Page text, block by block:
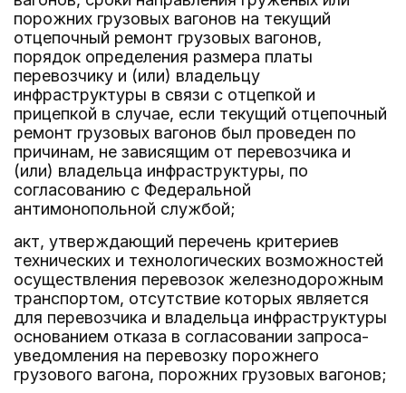
порожних грузовых вагонов на текущий
отцепочный ремонт грузовых вагонов,
порядок определения размера платы
перевозчику и (или) владельцу
инфраструктуры в связи с отцепкой и
прицепкой в случае, если текущий отцепочный
ремонт грузовых вагонов был проведен по
причинам, не зависящим от перевозчика и
(или) владельца инфраструктуры, по
согласованию с Федеральной
антимонопольной службой;
акт, утверждающий перечень критериев
технических и технологических возможностей
осуществления перевозок железнодорожным
транспортом, отсутствие которых является
для перевозчика и владельца инфраструктуры
основанием отказа в согласовании запроса-
уведомления на перевозку порожнего
грузового вагона, порожних грузовых вагонов;